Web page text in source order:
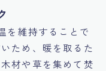
を維持することで
ため、暖を取るた
材や草を集めて焚